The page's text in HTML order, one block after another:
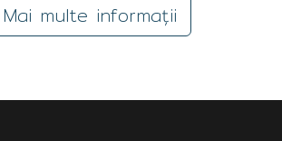
Mai multe informații